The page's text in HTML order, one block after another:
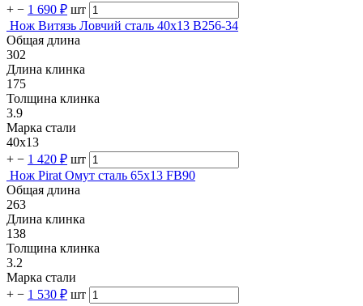
+ − 1 690 ₽ шт
Нож Витязь Ловчий сталь 40х13 B256-34
Общая длина
302
Длина клинка
175
Толщина клинка
3.9
Марка стали
40х13
+ − 1 420 ₽ шт
Нож Pirat Омут сталь 65х13 FB90
Общая длина
263
Длина клинка
138
Толщина клинка
3.2
Марка стали
+ − 1 530 ₽ шт